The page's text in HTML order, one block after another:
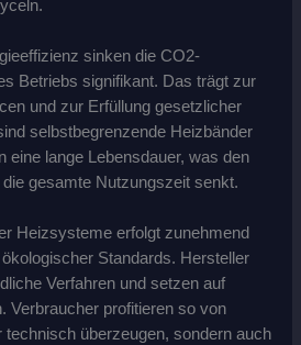
sinken die CO2-
Betriebs signifikant. Das trägt zur
und zur Erfüllung gesetzlicher
selbstbegrenzende Heizbänder
eine lange Lebensdauer, was den
gesamte Nutzungszeit senkt.
Heizsysteme erfolgt zunehmend
Standards. Hersteller
Verfahren und setzen auf
Verbraucher profitieren so von
technisch überzeugen, sondern auch